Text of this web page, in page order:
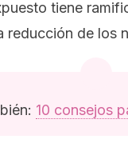
tiene
de los
10 consejos